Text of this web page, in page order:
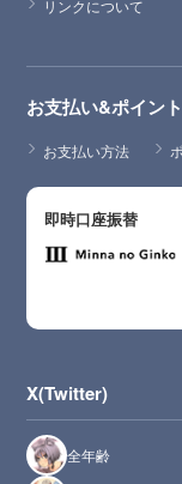
リンクについて
お支払い&ポイント
お支払い方法
即時口座振替
X(Twitter)
全年齢